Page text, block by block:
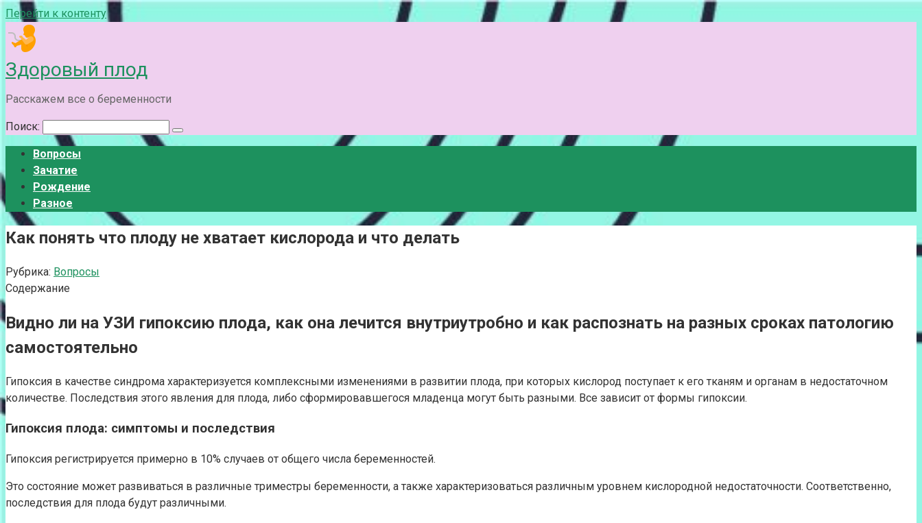
Перейти к контенту
Здоровый плод
Расскажем все о беременности
Поиск:
Вопросы
Зачатие
Рождение
Разное
Как понять что плоду не хватает кислорода и что делать
Рубрика: Вопросы
Содержание
Видно ли на УЗИ гипоксию плода, как она лечится внутриутробно и как распознать на разных сроках патологию
самостоятельно
Гипоксия в качестве синдрома характеризуется комплексными изменениями в развитии плода, при которых кислород поступает к его тканям и органам в недостаточном
количестве. Последствия этого явления для плода, либо сформировавшегося младенца могут быть разными. Все зависит от формы гипоксии.
Гипоксия плода: симптомы и последствия
Гипоксия регистрируется примерно в 10% случаев от общего числа беременностей.
Это состояние может развиваться в различные триместры беременности, а также характеризоваться различным уровнем кислородной недостаточности. Соответственно,
последствия для плода будут различными.